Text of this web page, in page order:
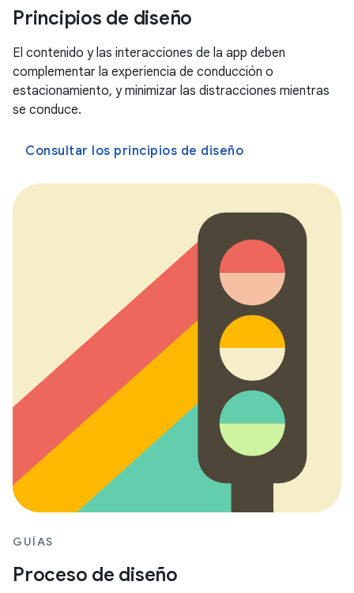
Principios de diseño
El contenido y las interacciones de la app deben
complementar la experiencia de conducción o
estacionamiento, y minimizar las distracciones mientras
se conduce.
Consultar los principios de diseño
GUÍAS
Proceso de diseño